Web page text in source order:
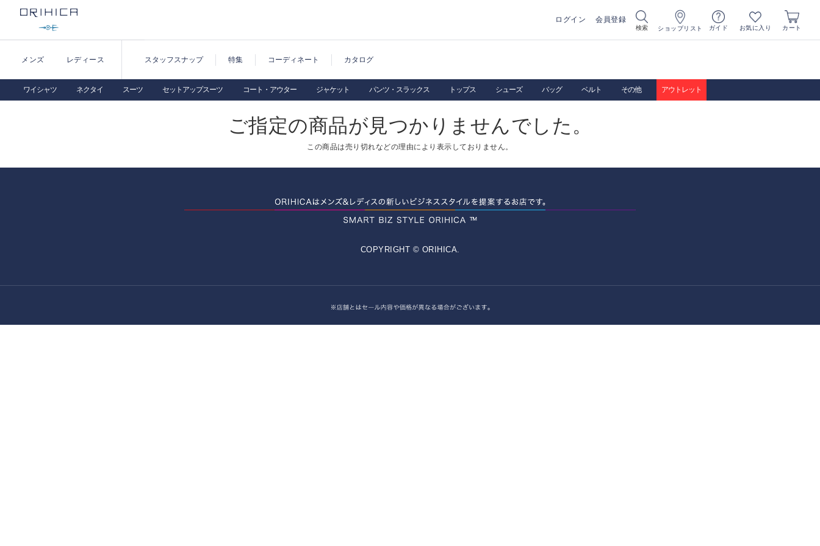
ログイン 会員登録
検索 ショップリスト ガイド お気に入り カート
メンズ レディース スタッフスナップ 特集 コーディネート カタログ
ワイシャツ ネクタイ スーツ セットアップスーツ コート・アウター ジャケット パンツ・スラックス トップス シューズ バッグ ベルト その他 アウトレット
ご指定の商品が見つかりませんでした。
この商品は売り切れなどの理由により表示しておりません。
COPYRIGHT © ORIHICA.